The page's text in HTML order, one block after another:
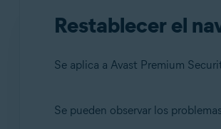
Restablecer el
Se aplica a Avast Premium
Se pueden observar los